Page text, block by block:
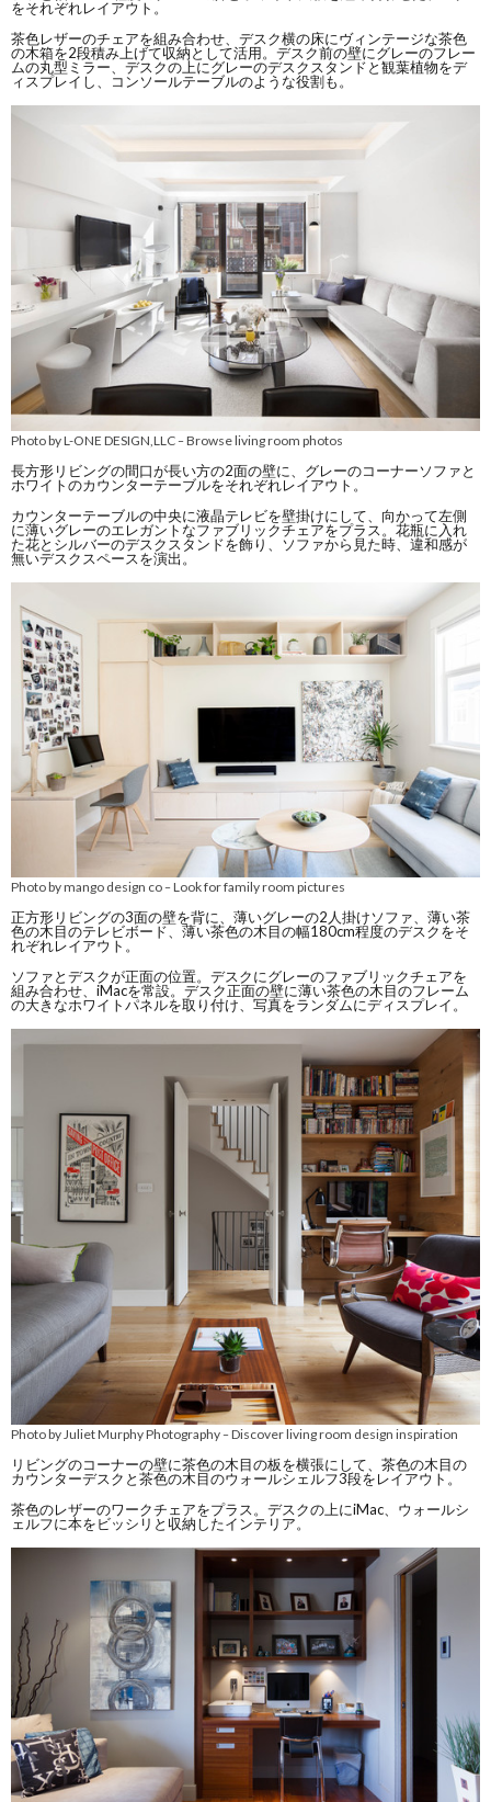
をそれぞれレイアウト。
茶色レザーのチェアを組み合わせ、デスク横の床にヴィンテージな茶色
の木箱を2段積み上げて収納として活用。デスク前の壁にグレーのフレー
ムの丸型ミラー、デスクの上にグレーのデスクスタンドと観葉植物をデ
ィスプレイし、コンソールテーブルのような役割も。
Photo by L-ONE DESIGN,LLC–Browse living room photos
長方形リビングの間口が長い方の2面の壁に、グレーのコーナーソファと
ホワイトのカウンターテーブルをそれぞれレイアウト。
カウンターテーブルの中央に液晶テレビを壁掛けにして、向かって左側
に薄いグレーのエレガントなファブリックチェアをプラス。花瓶に入れ
た花とシルバーのデスクスタンドを飾り、ソファから見た時、違和感が
無いデスクスペースを演出。
Photo by mango design co–Look for family room pictures
正方形リビングの3面の壁を背に、薄いグレーの2人掛けソファ、薄い茶
色の木目のテレビボード、薄い茶色の木目の幅180cm程度のデスクをそ
れぞれレイアウト。
ソファとデスクが正面の位置。デスクにグレーのファブリックチェアを
組み合わせ、iMacを常設。デスク正面の壁に薄い茶色の木目のフレーム
の大きなホワイトパネルを取り付け、写真をランダムにディスプレイ。
Photo by Juliet Murphy Photography–Discover living room design inspiration
リビングのコーナーの壁に茶色の木目の板を横張にして、茶色の木目の
カウンターデスクと茶色の木目のウォールシェルフ3段をレイアウト。
茶色のレザーのワークチェアをプラス。デスクの上にiMac、ウォールシ
ェルフに本をビッシリと収納したインテリア。